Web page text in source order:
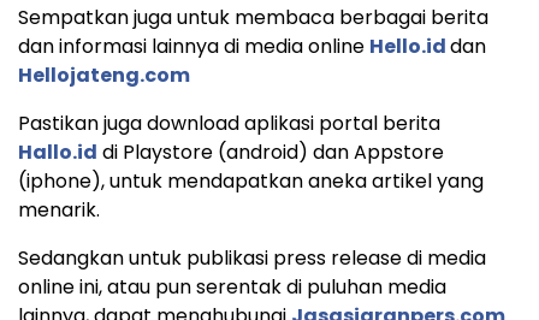
Sempatkan juga untuk membaca berbagai berita
dan informasi lainnya di media online Hello.iddan
Hellojateng.com
Pastikan juga download aplikasi portal berita
Hallo.id di Playstore (android) dan Appstore
(iphone), untuk mendapatkan aneka artikel yang
menarik.
Sedangkan untuk publikasi press release di media
online ini, atau pun serentak di puluhan media